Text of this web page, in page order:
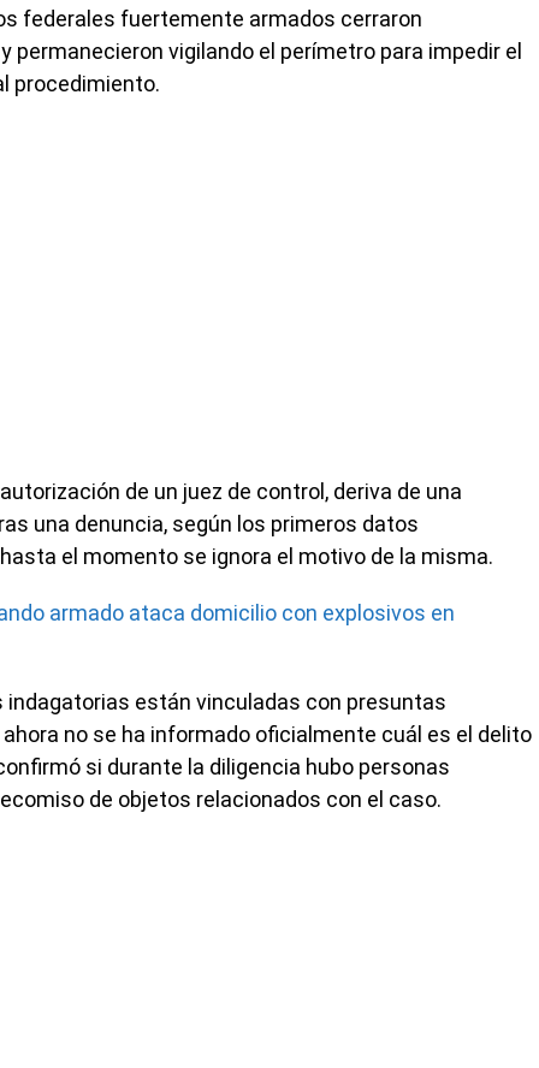
federales fuertemente armados cerraron
permanecieron vigilando el perímetro para impedir el
procedimiento.
de un juez de control, deriva de una
una denuncia, según los primeros datos
el momento se ignora el motivo de la misma.
armado ataca domicilio con explosivos en
indagatorias están vinculadas con presuntas
no se ha informado oficialmente cuál es el delito
si durante la diligencia hubo personas
de objetos relacionados con el caso.